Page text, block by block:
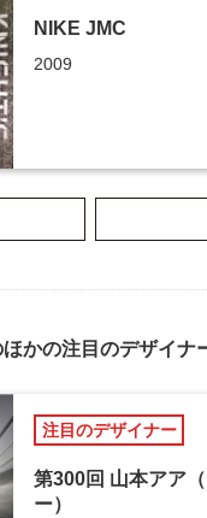
NIKE JMC
2009
ほかの注目のデザイナ
注目のデザイナー
第300回 山本アア
ー）